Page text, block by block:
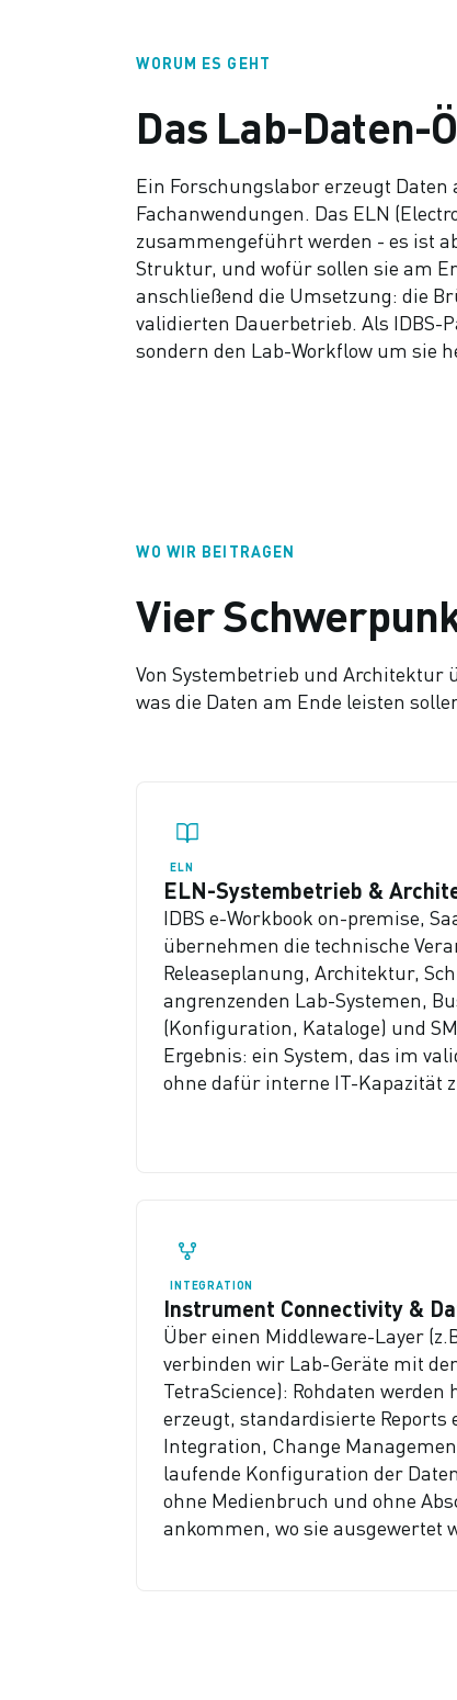
WORUM ES GEHT
Das Lab-Daten-
Ein Forschungslabor erzeugt
Fachanwendungen. Das ELN
zusammengeführt werden - es ist
Struktur, und wofür sollen sie am
anschließend die Umsetzung: die
validierten Dauerbetrieb. Als IDBS-
sondern den Lab-Workflow um sie
WO WIR BEITRAGEN
Vier
Von Systembetrieb und
was die Daten am Ende leisten
ELN
ELN-Systembetrieb &
IDBS e-Workbook on-premise,
übernehmen die technische
Releaseplanung, Architektur,
angrenzenden Lab-Systemen,
(Konfiguration, Kataloge) und
Ergebnis: ein System, das im
ohne dafür interne IT-Kapazität
INTEGRATION
Instrument Connectivity &
Über einen Middleware-Layer
verbinden wir Lab-Geräte mit
TetraScience): Rohdaten
erzeugt, standardisierte
Integration, Change
laufende Konfiguration der
ohne Medienbruch und ohne
ankommen, wo sie ausgewertet